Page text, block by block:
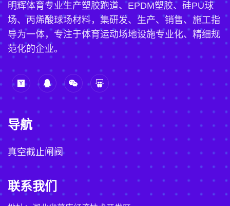
明辉体育专业生产塑胶跑道、EPDM塑胶、硅PU球
场、丙烯酸球场材料，集研发、生产、销售、施工指
导为一体，专注于体育运动场地设施专业化、精细规
范化的企业。
导航
真空截止闸阀
联系我们